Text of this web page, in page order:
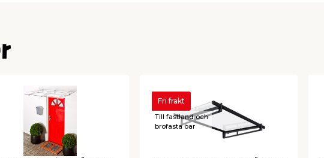
är minst 250 mm.
och går endast att
ej omfattas av öppet
Fri frakt
Till fastland och
brofasta öar